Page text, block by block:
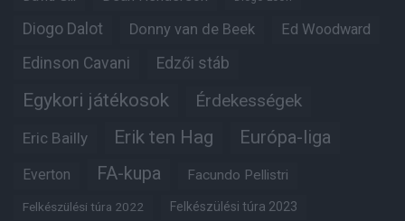
Diogo Dalot Donny van de Beek Ed Woodward
Edinson Cavani Edzői stáb
Egykori játékosok Érdekességek
Eric Bailly Erik ten Hag Európa-liga
Everton FA-kupa Facundo Pellistri
Felkészülési túra 2022 Felkészülési túra 2023